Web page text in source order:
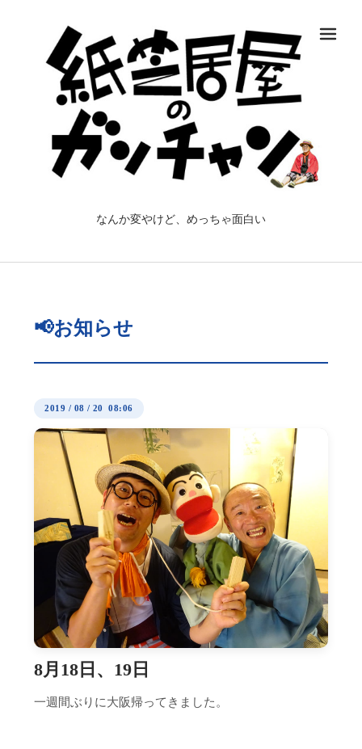
なんか変やけど、めっちゃ面白い
📢お知らせ
2019 / 08 / 20 08:06
8月18日、19日
一週間ぶりに大阪帰ってきました。